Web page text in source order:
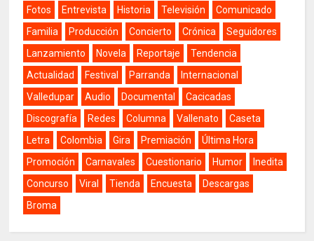
Fotos
Entrevista Historia Televisión
Comunicado
Familia
Producción Concierto Crónica
Seguidores
Lanzamiento
Novela Reportaje
Tendencia
Actualidad
Festival Parranda
Internacional
Valledupar
Audio Documental
Cacicadas
Discografía
Redes Columna Vallenato
Caseta
Letra
Colombia Gira Premiación
Última Hora
Promoción
Carnavales Cuestionario Humor
Inedita
Concurso
Viral Tienda Encuesta
Descargas
Broma